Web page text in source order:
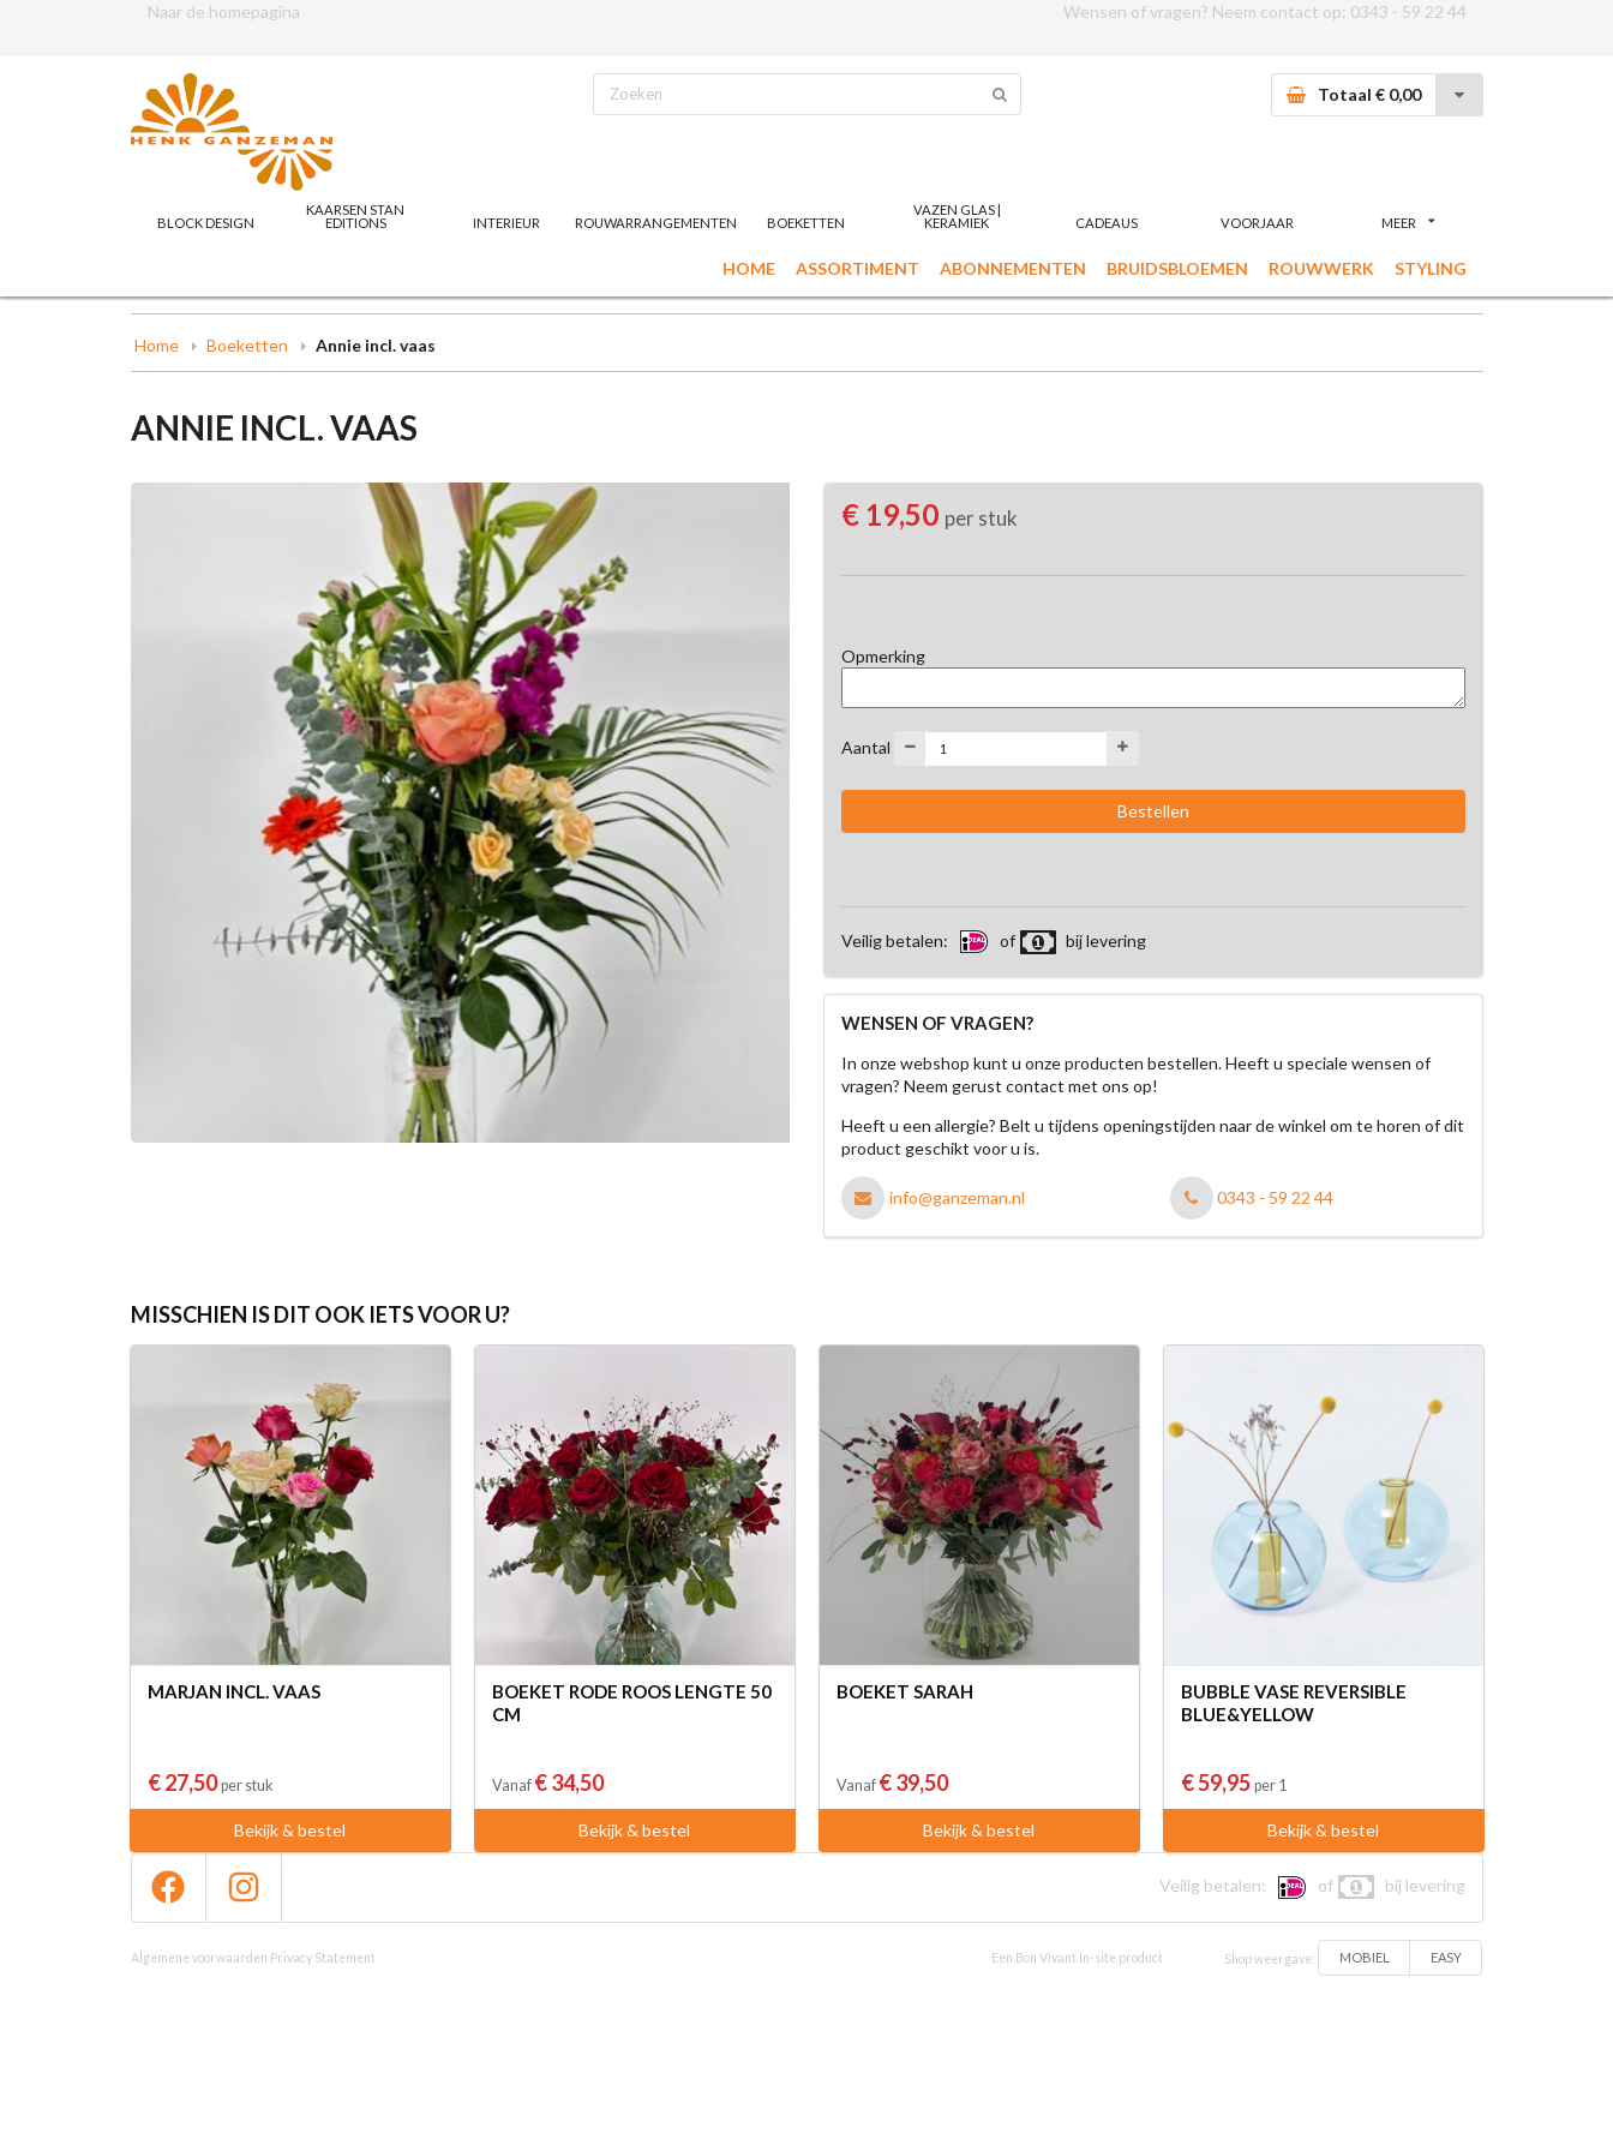
Naar de homepagina Wensen of vragen? Neem contact op: 0343 - 59 22 44
Totaal € 0,00
BLOCK DESIGN
KAARSEN STAN
EDITIONS
INTERIEUR ROUWARRANGEMENTEN BOEKETTEN
VAZEN GLAS |
KERAMIEK
CADEAUS VOORJAAR MEER
HOME ASSORTIMENT ABONNEMENTEN BRUIDSBLOEMEN ROUWWERK STYLING
Home Boeketten Annie incl. vaas
ANNIE INCL. VAAS
€ 19,50 per stuk
Opmerking
Aantal
Veilig betalen: of bij levering
WENSEN OF VRAGEN?
In onze webshop kunt u onze producten bestellen. Heeft u speciale wensen of
vragen? Neem gerust contact met ons op!
Heeft u een allergie? Belt u tijdens openingstijden naar de winkel om te horen of dit
product geschikt voor u is.
info@ganzeman.nl 0343 - 59 22 44
MISSCHIEN IS DIT OOK IETS VOOR U?
MARJAN INCL. VAAS
€ 27,50per stuk
Bekijk & bestel
BOEKET RODE ROOS LENGTE 50
CM
Vanaf € 34,50
Bekijk & bestel
BOEKET SARAH
Vanaf € 39,50
Bekijk & bestel
BUBBLE VASE REVERSIBLE
BLUE&YELLOW
€ 59,95 per 1
Bekijk & bestel
Veilig betalen: of bij levering
Algemene voorwaarden Privacy Statement Een Bon Vivant In-site product Shop weergave: MOBIEL EASY